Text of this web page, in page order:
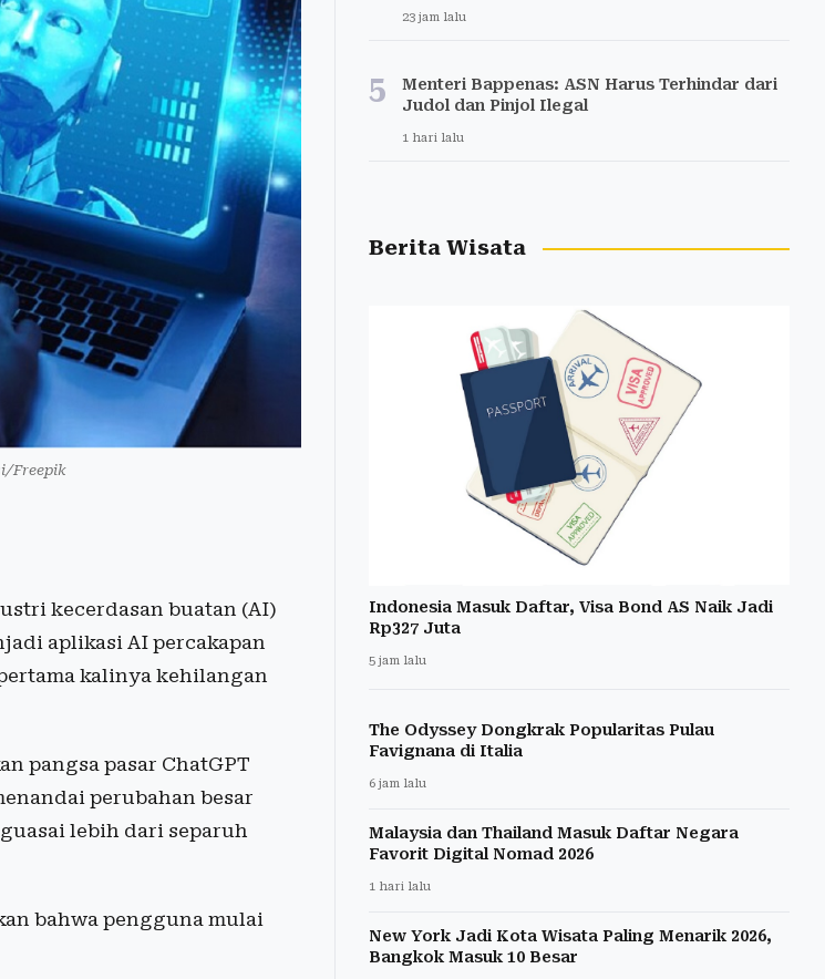
Freepik
kecerdasan buatan (AI)
aplikasi AI percakapan
kalinya kehilangan
pangsa pasar ChatGPT
perubahan besar
lebih dari separuh
bahwa pengguna mulai
23 jam lalu
5
Menteri Bappenas: ASN Harus Terhindar dari
Judol dan Pinjol Ilegal
1 hari lalu
Berita Wisata
Indonesia Masuk Daftar, Visa Bond AS Naik Jadi
Rp327 Juta
5 jam lalu
The Odyssey Dongkrak Popularitas Pulau
Favignana di Italia
6 jam lalu
Malaysia dan Thailand Masuk Daftar Negara
Favorit Digital Nomad 2026
1 hari lalu
New York Jadi Kota Wisata Paling Menarik 2026,
Bangkok Masuk 10 Besar